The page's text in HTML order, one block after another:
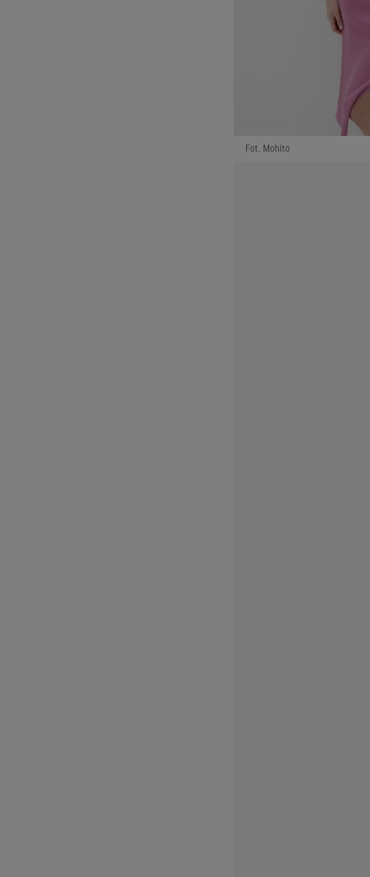
Fot. Mohito